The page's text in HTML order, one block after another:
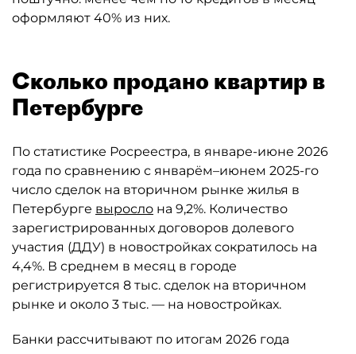
оформляют 40% из них.
Сколько продано квартир в
Петербурге
По статистике Росреестра, в январе-июне 2026
года по сравнению с январём–июнем 2025-го
число сделок на вторичном рынке жилья в
Петербурге выросло на 9,2%. Количество
зарегистрированных договоров долевого
участия (ДДУ) в новостройках сократилось на
4,4%. В среднем в месяц в городе
регистрируется 8 тыс. сделок на вторичном
рынке и около 3 тыс. — на новостройках.
Банки рассчитывают по итогам 2026 года